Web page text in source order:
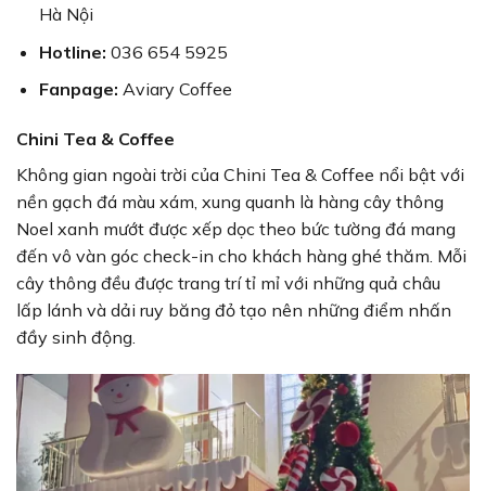
Hà Nội
Hotline: 036 654 5925
Fanpage: Aviary Coffee
Chini Tea & Coffee
Không gian ngoài trời của Chini Tea & Coffee nổi bật với
nền gạch đá màu xám, xung quanh là hàng cây thông
Noel xanh mướt được xếp dọc theo bức tường đá mang
đến vô vàn góc check-in cho khách hàng ghé thăm. Mỗi
cây thông đều được trang trí tỉ mỉ với những quả châu
lấp lánh và dải ruy băng đỏ tạo nên những điểm nhấn
đầy sinh động.